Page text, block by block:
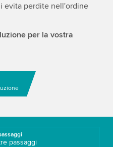
evita perdite nell'ordine
per la vostra
passaggi